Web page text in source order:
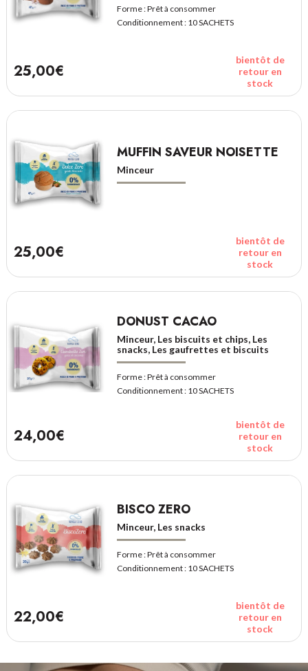
Forme :Prêt à consommer
Conditionnement : 10 SACHETS
25,00€
bientôt de
retour en
stock
MUFFIN SAVEUR NOISETTE
Minceur
25,00€
bientôt de
retour en
stock
DONUST CACAO
Minceur, Les biscuits et chips, Les
snacks, Les gaufrettes et biscuits
Forme :Prêt à consommer
Conditionnement : 10 SACHETS
24,00€
bientôt de
retour en
stock
BISCO ZERO
Minceur, Les snacks
Forme :Prêt à consommer
Conditionnement : 10 SACHETS
22,00€
bientôt de
retour en
stock